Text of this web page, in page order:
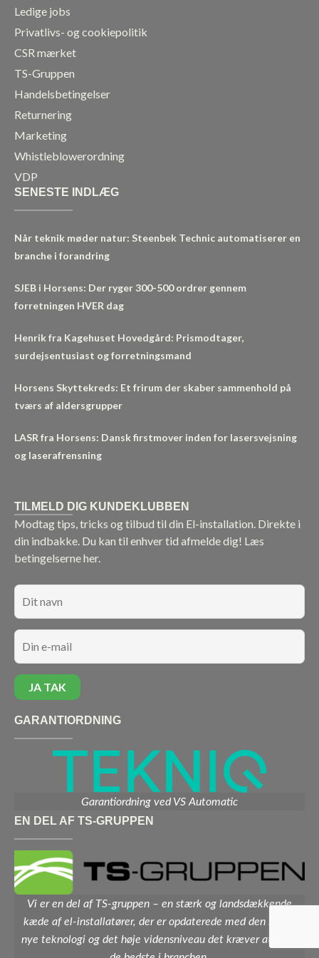
Ledige jobs
Privatlivs- og cookiepolitik
CSR mærket
TS-Gruppen
Handelsbetingelser
Returnering
Marketing
Whistleblowerordning
VDP
SENESTE INDLÆG
Når teknik møder natur: Steenbek Technic automatiserer en
branche i forandring
SJEB i Horsens: Der ryger 300-500 ordrer gennem
forretningen HVER dag
Henrik fra Kagehuset Hovedgård: Prismodtager,
surdejsentusiast og forretningsmand
Horsens Skyttekreds: Et frirum der skaber sammenhold på
tværs af aldersgrupper
LASR fra Horsens: Dansk firstmover inden for lasersvejsning
og laserafrensning
TILMELD DIG KUNDEKLUBBEN
Modtag tips, tricks og tilbud til din El-installation. Direkte i
din indbakke. Du kan til enhver tid afmelde dig! Læs
betingelserne her.
GARANTIORDNING
Garantiordning ved VS Automatic
EN DEL AF TS-GRUPPEN
Vi er en del af TS-gruppen – en stærk og landsdækkende
kæde af el-installatører, der er opdaterede med den sidste
nye teknologi og det høje vidensniveau det kræver at være